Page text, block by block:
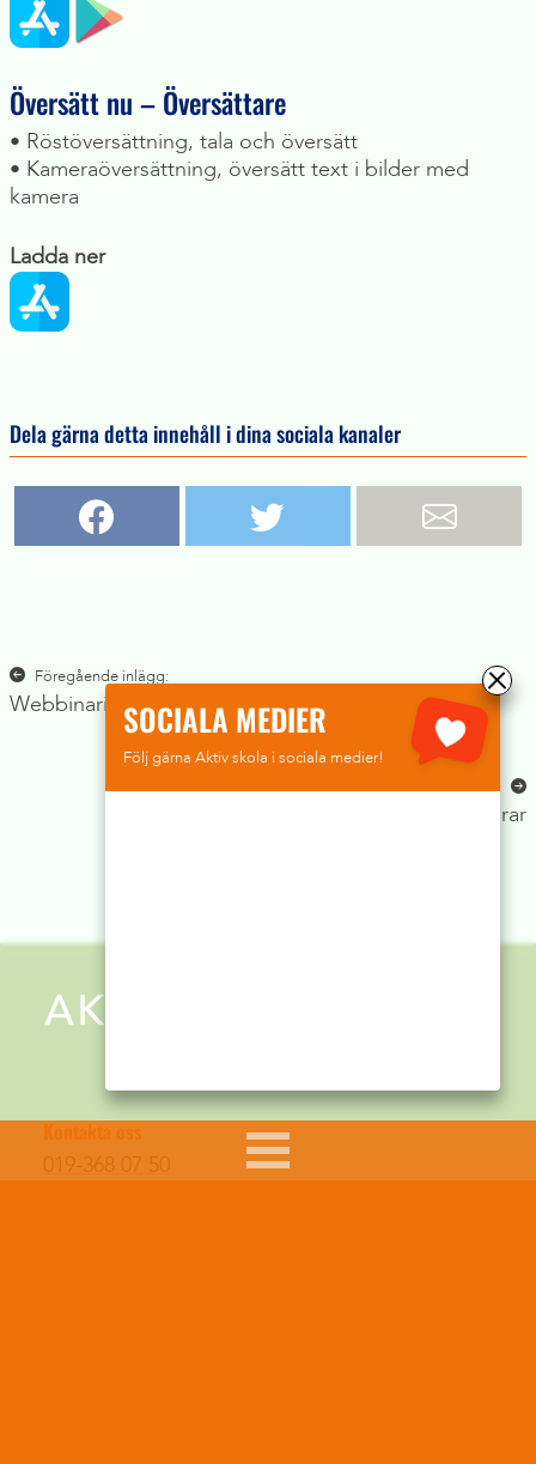
Översätt nu – Översättare
• Röstöversättning, tala och översätt
• Kameraöversättning, översätt text i bilder med
kamera
Ladda ner
Dela gärna detta innehåll i dina sociala kanaler
Inläggsnavigering
Föregående inlägg:
Webbinarium
Webbinarium för skolpersonal och föräldrar
Kontakta oss
019-368 07 50
SOCIALA MEDIER
Följ gärna Aktiv skola i sociala medier!